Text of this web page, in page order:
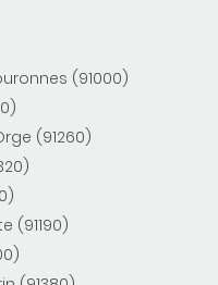
(91000)
(91260)
(91190)